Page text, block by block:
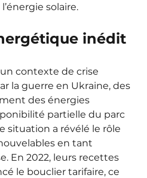
solaire.
inédit
un contexte de crise
la guerre en Ukraine, des
des énergies
partielle du parc
situation a révélé le rôle
en tant
En 2022, leurs recettes
le bouclier tarifaire, ce